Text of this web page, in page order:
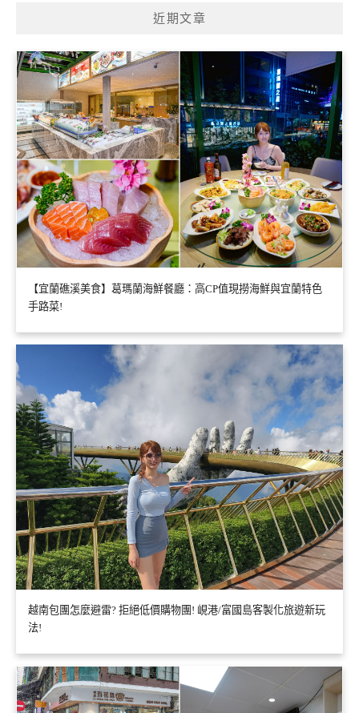
近期文章
【宜蘭礁溪美食】葛瑪蘭海鮮餐廳：高CP值現撈海鮮與宜蘭特色
手路菜!
越南包團怎麼避雷? 拒絕低價購物團! 峴港/富國島客製化旅遊新玩
法!